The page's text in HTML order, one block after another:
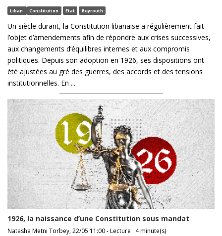
Liban Constitution Etat Beyrouth
Un siècle durant, la Constitution libanaise a régulièrement fait
l’objet d’amendements afin de répondre aux crises successives,
aux changements d’équilibres internes et aux compromis
politiques. Depuis son adoption en 1926, ses dispositions ont
été ajustées au gré des guerres, des accords et des tensions
institutionnelles. En ...
1926, la naissance d’une Constitution sous mandat
Natasha Metni Torbey, 22/05 11:00 - Lecture : 4 minute(s)